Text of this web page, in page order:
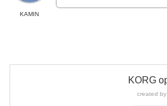
KAMIN
KORG
created by